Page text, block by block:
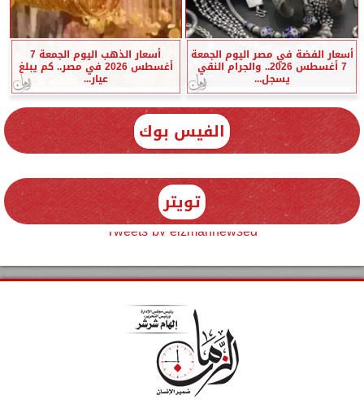
أسعار الفضة في مصر اليوم الجمعة
7 أغسطس 2026.. والجرام النقي
يسجل...
أسعار الذهب اليوم الجمعة 7
أغسطس 2026 في مصر.. كم يبلغ
عيار...
الفيس بوك
تويتر
Tweets by elzmannewseg